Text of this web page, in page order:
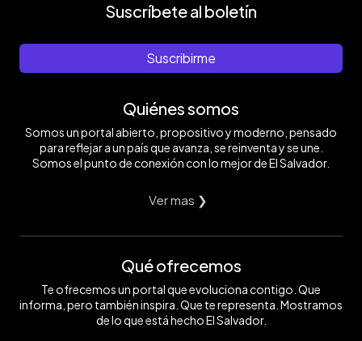
Suscríbete al boletín
Suscribirme
Quiénes somos
Somos un portal abierto, propositivo y moderno, pensado
para reflejar a un país que avanza, se reinventa y se une.
Somos el punto de conexión con lo mejor de El Salvador.
Ver mas ❯
Qué ofrecemos
Te ofrecemos un portal que evoluciona contigo. Que
informa, pero también inspira. Que te representa. Mostramos
de lo que está hecho El Salvador.